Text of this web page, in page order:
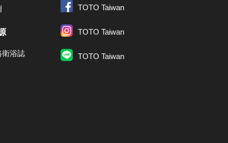
衛浴誌
TOTO Taiwan
TOTO Taiwan
TOTO Taiwan